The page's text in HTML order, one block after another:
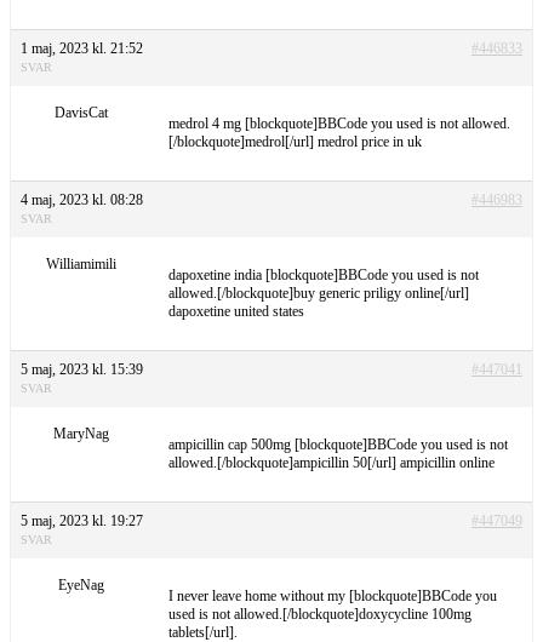
1 maj, 2023 kl. 21:52 #446833
SVAR
DavisCat
medrol 4 mg [blockquote]BBCode you used is not allowed.
[/blockquote]medrol[/url] medrol price in uk
4 maj, 2023 kl. 08:28 #446983
SVAR
Williamimili
dapoxetine india [blockquote]BBCode you used is not
allowed.[/blockquote]buy generic priligy online[/url]
dapoxetine united states
5 maj, 2023 kl. 15:39 #447041
SVAR
MaryNag
ampicillin cap 500mg [blockquote]BBCode you used is not
allowed.[/blockquote]ampicillin 50[/url] ampicillin online
5 maj, 2023 kl. 19:27 #447049
SVAR
EyeNag
I never leave home without my [blockquote]BBCode you
used is not allowed.[/blockquote]doxycycline 100mg
tablets[/url].